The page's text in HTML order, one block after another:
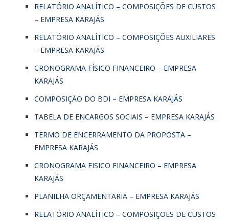
RELATÓRIO ANALÍTICO – COMPOSIÇÕES DE CUSTOS
– EMPRESA KARAJÁS
RELATÓRIO ANALÍTICO – COMPOSIÇÕES AUXILIARES
– EMPRESA KARAJÁS
CRONOGRAMA FÍSICO FINANCEIRO – EMPRESA
KARAJÁS
COMPOSIÇÃO DO BDI – EMPRESA KARAJÁS
TABELA DE ENCARGOS SOCIAIS – EMPRESA KARAJÁS
TERMO DE ENCERRAMENTO DA PROPOSTA –
EMPRESA KARAJÁS
CRONOGRAMA FISICO FINANCEIRO – EMPRESA
KARAJÁS
PLANILHA ORÇAMENTARIA – EMPRESA KARAJÁS
RELATÓRIO ANALÍTICO – COMPOSIÇOES DE CUSTOS